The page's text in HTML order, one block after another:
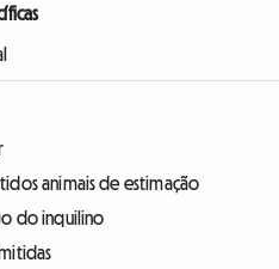
animais de estimação
do inquilino